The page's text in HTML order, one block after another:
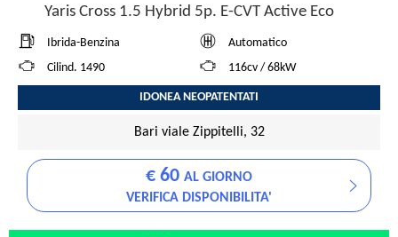
Yaris Cross 1.5 Hybrid 5p. E-CVT Active Eco
Ibrida-Benzina
Automatico
Cilind. 1490
116cv / 68kW
IDONEA NEOPATENTATI
Bari viale Zippitelli, 32
€ 60 AL GIORNO
VERIFICA DISPONIBILITA'